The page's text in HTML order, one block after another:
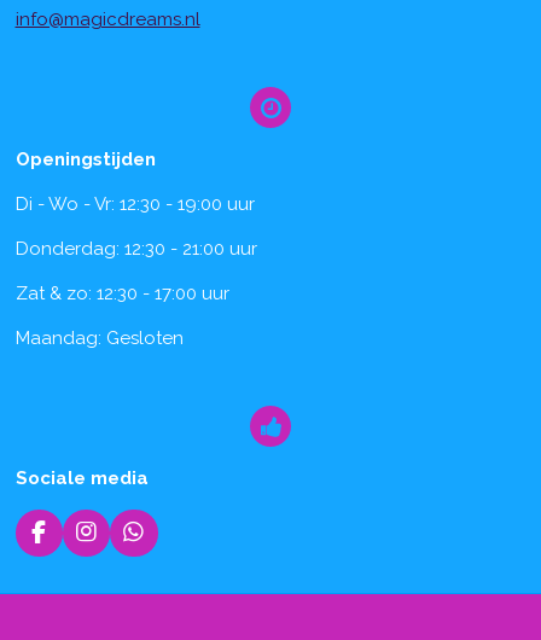
info@magicdreams.nl
Openingstijden
Di - Wo - Vr: 12:30 - 19:00 uur
Donderdag: 12:30 - 21:00 uur
Zat & zo: 12:30 - 17:00 uur
Maandag: Gesloten
Sociale media
F
a
I
n
W
h